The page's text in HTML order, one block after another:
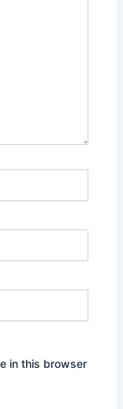
in this browser